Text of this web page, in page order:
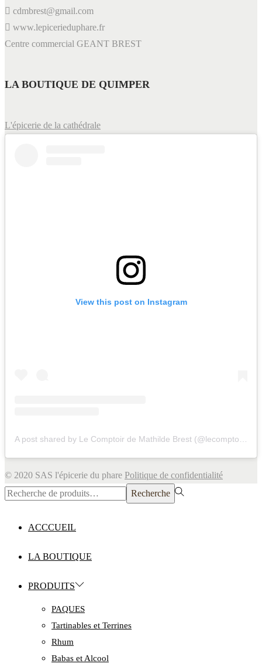
cdmbrest@gmail.com
www.lepicerieduphare.fr
Centre commercial GEANT BREST
LA BOUTIQUE DE QUIMPER
L'épicerie de la cathédrale
View this post on Instagram
© 2020 SAS l'épicerie du phare Politique de confidentialité
Rechercher
Recherche
ACCCUEIL
LA BOUTIQUE
PRODUITS
PAQUES
Tartinables et Terrines
Rhum
Babas et Alcool